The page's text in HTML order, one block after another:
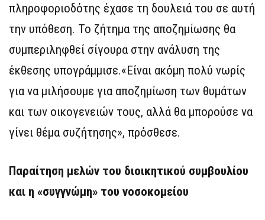
πληροφοριοδότης έχασε τη δουλειά του σε αυτή
την υπόθεση. Το ζήτημα της αποζημίωσης θα
συμπεριληφθεί σίγουρα στην ανάλυση της
έκθεσης υπογράμμισε.«Είναι ακόμη πολύ νωρίς
για να μιλήσουμε για αποζημίωση των θυμάτων
και των οικογενειών τους, αλλά θα μπορούσε να
γίνει θέμα συζήτησης», πρόσθεσε.
Παραίτηση μελών του διοικητικού συμβουλίου
και η «συγγνώμη» του νοσοκομείου